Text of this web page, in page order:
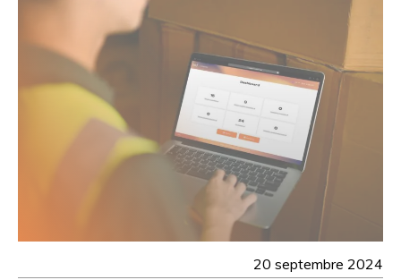
20 septembre 2024